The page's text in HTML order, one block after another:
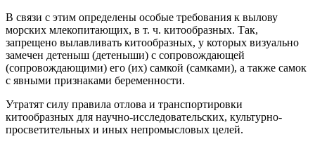
В связи с этим определены особые требования к вылову
морских млекопитающих, в т. ч. китообразных. Так,
запрещено вылавливать китообразных, у которых визуально
замечен детеныш (детеныши) с сопровождающей
(сопровождающими) его (их) самкой (самками), а также самок
с явными признаками беременности.
Утратят силу правила отлова и транспортировки
китообразных для научно-исследовательских, культурно-
просветительных и иных непромысловых целей.